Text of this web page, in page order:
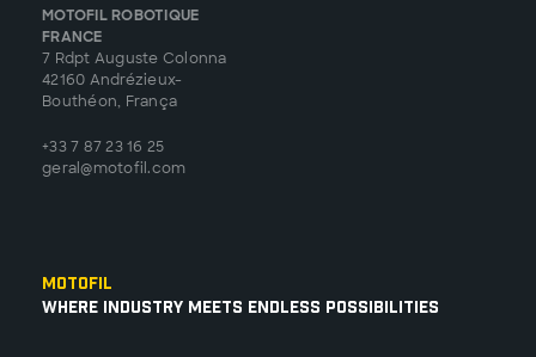
MOTOFIL ROBOTIQUE
FRANCE
7 Rdpt Auguste Colonna
42160 Andrézieux-
Bouthéon, França
+33 7 87 23 16 25
geral@motofil.com
Motofil
Where Industry Meets Endless Possibilities